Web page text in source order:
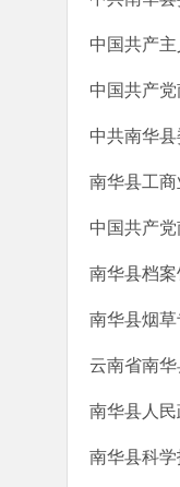
中国共产
中国共产
中共南华
南华县工
中国共产
南华县档
南华县烟
云南省南
南华县人
南华县科